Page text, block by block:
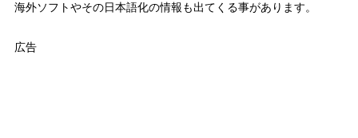
海外ソフトやその日本語化の情報も出てくる事があります。
広告